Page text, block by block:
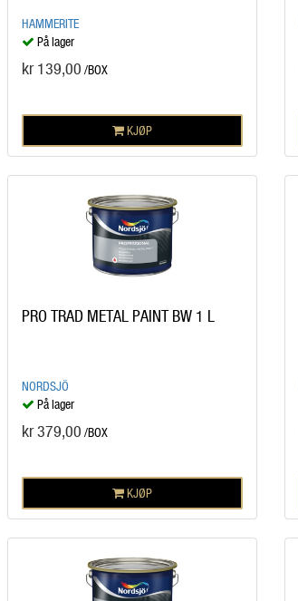
HAMMERITE
På lager
kr 139,00 /BOX
KJØP
PRO TRAD METAL PAINT BW 1 L
NORDSJÖ
På lager
kr 379,00 /BOX
KJØP